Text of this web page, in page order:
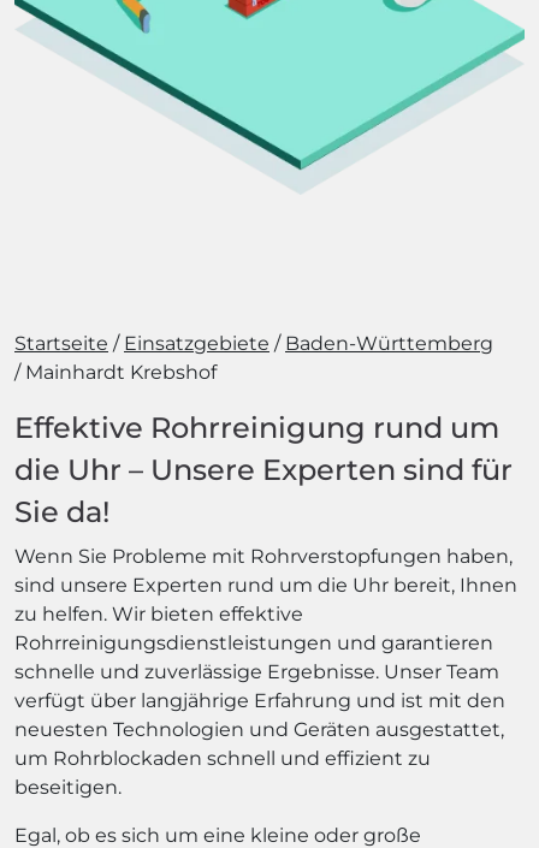
Startseite Einsatzgebiete
Baden-Württemberg
Mainhardt Krebshof
Effektive Rohrreinigung rund um
die Uhr – Unsere Experten sind für
Sie da!
Wenn Sie Probleme mit Rohrverstopfungen haben,
sind unsere Experten rund um die Uhr bereit, Ihnen
zu helfen. Wir bieten effektive
Rohrreinigungsdienstleistungen und garantieren
schnelle und zuverlässige Ergebnisse. Unser Team
verfügt über langjährige Erfahrung und ist mit den
neuesten Technologien und Geräten ausgestattet,
um Rohrblockaden schnell und effizient zu
beseitigen.
Egal, ob es sich um eine kleine oder große